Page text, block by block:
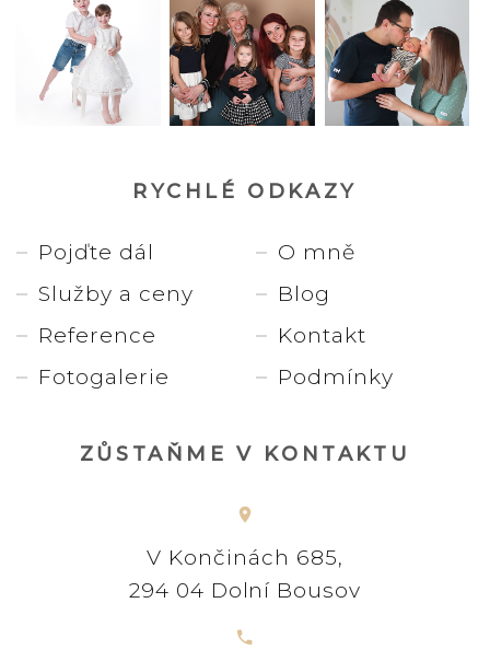
RYCHLÉ ODKAZY
Pojďte dál
Služby a ceny
Reference
Fotogalerie
O mně
Blog
Kontakt
Podmínky
ZŮSTAŇME V KONTAKTU
V Končinách 685,
294 04 Dolní Bousov